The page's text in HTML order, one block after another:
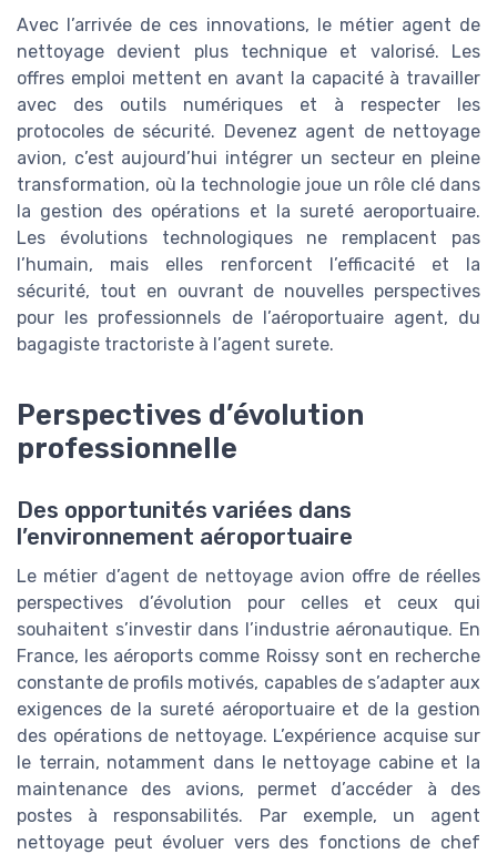
Avec l’arrivée de ces innovations, le métier agent de
nettoyage devient plus technique et valorisé. Les
offres emploi mettent en avant la capacité à travailler
avec des outils numériques et à respecter les
protocoles de sécurité. Devenez agent de nettoyage
avion, c’est aujourd’hui intégrer un secteur en pleine
transformation, où la technologie joue un rôle clé dans
la gestion des opérations et la sureté aeroportuaire.
Les évolutions technologiques ne remplacent pas
l’humain, mais elles renforcent l’efficacité et la
sécurité, tout en ouvrant de nouvelles perspectives
pour les professionnels de l’aéroportuaire agent, du
bagagiste tractoriste à l’agent surete.
Perspectives d’évolution
professionnelle
Des opportunités variées dans
l’environnement aéroportuaire
Le métier d’agent de nettoyage avion offre de réelles
perspectives d’évolution pour celles et ceux qui
souhaitent s’investir dans l’industrie aéronautique. En
France, les aéroports comme Roissy sont en recherche
constante de profils motivés, capables de s’adapter aux
exigences de la sureté aéroportuaire et de la gestion
des opérations de nettoyage. L’expérience acquise sur
le terrain, notamment dans le nettoyage cabine et la
maintenance des avions, permet d’accéder à des
postes à responsabilités. Par exemple, un agent
nettoyage peut évoluer vers des fonctions de chef